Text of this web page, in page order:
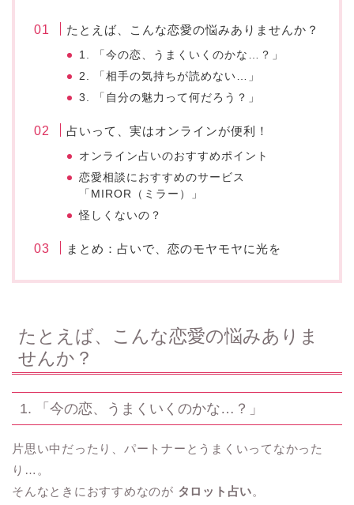
たとえば、こんな恋愛の悩みありませんか？
1. 「今の恋、うまくいくのかな…？」
2. 「相手の気持ちが読めない…」
3. 「自分の魅力って何だろう？」
占いって、実はオンラインが便利！
オンライン占いのおすすめポイント
恋愛相談におすすめのサービス
「MIROR（ミラー）」
怪しくないの？
まとめ：占いで、恋のモヤモヤに光を
たとえば、こんな恋愛の悩みありま
せんか？
1. 「今の恋、うまくいくのかな…？」
片思い中だったり、パートナーとうまくいってなかった
り…。
そんなときにおすすめなのが タロット占い。